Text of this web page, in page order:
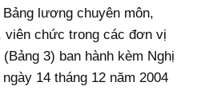
lương chuyên môn,
viên chức trong các đơn vị
3) ban hành kèm Nghị
14 tháng 12 năm 2004